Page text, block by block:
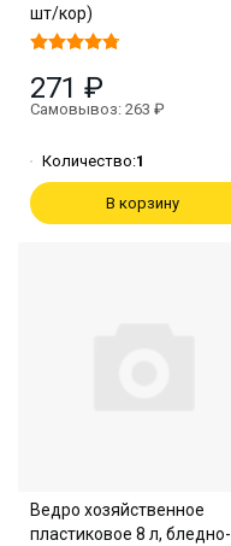
шт/кор)
271 ₽
Самовывоз: 263 ₽
Количество:1
В корзину
Ведро хозяйственное
пластиковое 8 л, бледно-